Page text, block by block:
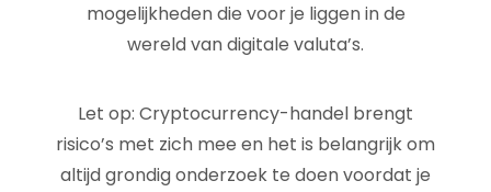
mogelijkheden die voor je liggen in de
wereld van digitale valuta’s.
Let op: Cryptocurrency-handel brengt
risico’s met zich mee en het is belangrijk om
altijd grondig onderzoek te doen voordat je